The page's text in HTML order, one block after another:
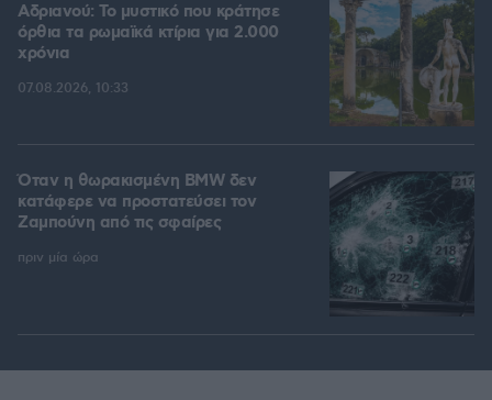
Αδριανού: Το μυστικό που κράτησε
όρθια τα ρωμαϊκά κτίρια για 2.000
χρόνια
07.08.2026, 10:33
Όταν η θωρακισμένη BMW δεν
κατάφερε να προστατεύσει τον
Ζαμπούνη από τις σφαίρες
πριν μία ώρα